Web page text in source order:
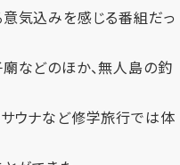
気込みを感じる番組だっ
などのほか、無人島の釣
ウナなど修学旅行では体